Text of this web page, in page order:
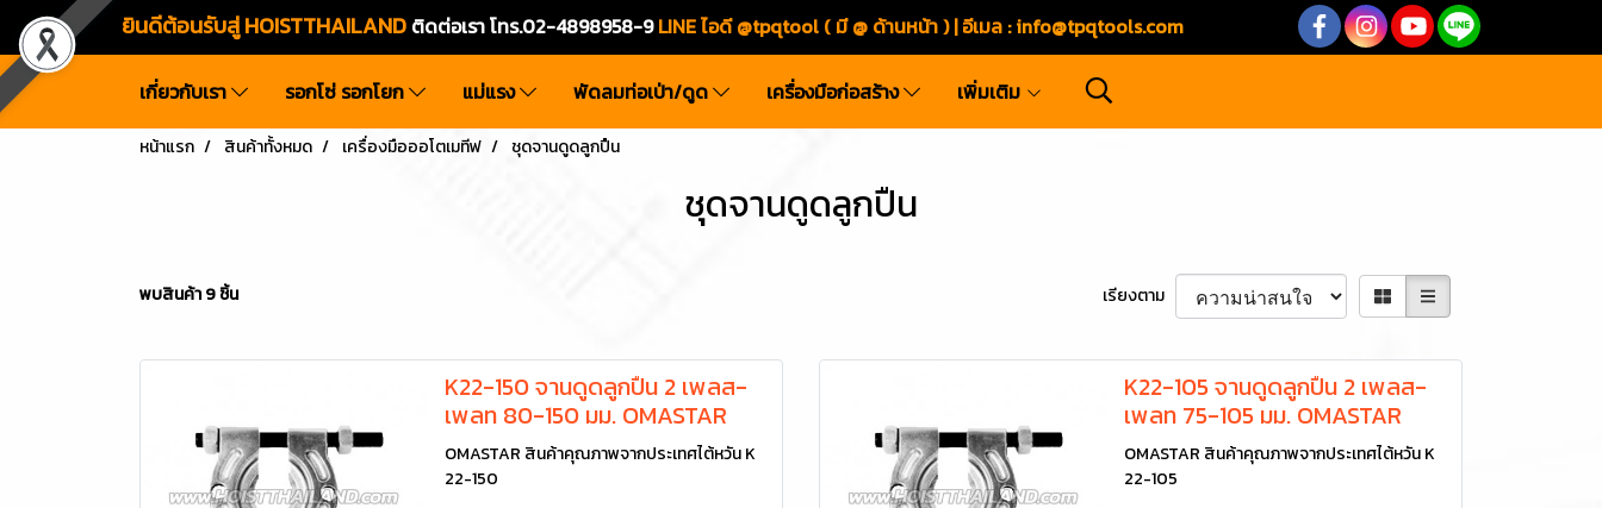
ยินดีต้อนรับสู่ HOISTTHAILAND ติดต่อเรา โทร.02-4898958-9LINE ไอดี @tpqtool ( มี @ ด้านหน้า ) | อีเมล :info@tpqtools.com
เกี่ยวกับเรา รอกโซ่ รอกโยก แม่แรง พัดลมท่อเป่า/ดูด เครื่องมือก่อสร้าง เพิ่มเติม
หน้าแรก สินค้าทั้งหมด เครื่องมือออโตเมทีฟ ชุดจานดูดลูกปืน
ชุดจานดูดลูกปืน
พบสินค้า 9 ชิ้น เรียงตาม
K22-150 จานดูดลูกปืน 2 เพลส-
เพลท 80-150 มม. OMASTAR
OMASTAR สินค้าคุณภาพจากประเทศไต้หวัน K
22-150
K22-105 จานดูดลูกปืน 2 เพลส-
เพลท 75-105 มม. OMASTAR
OMASTAR สินค้าคุณภาพจากประเทศไต้หวัน K
22-105